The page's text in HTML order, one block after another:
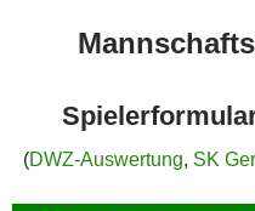
(DWZ-Auswertung, SK